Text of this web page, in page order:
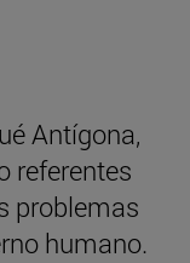
Antígona,
referentes
problemas
humano.